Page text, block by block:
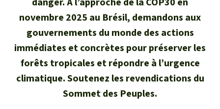
La forêt tropicale
Le bois tropical
Les biocarburants
L’aluminium
Questions fréquentes
Rapports annuels
Mentions légales
Médias
Español
Italiano
Português
Amérique latine
novembre 2025 au Brésil, demandons aux
gouvernements du monde des actions
immédiates et concrètes pour préserver les
forêts tropicales et répondre à l’urgence
climatique. Soutenez les revendications du
Sommet des Peuples.